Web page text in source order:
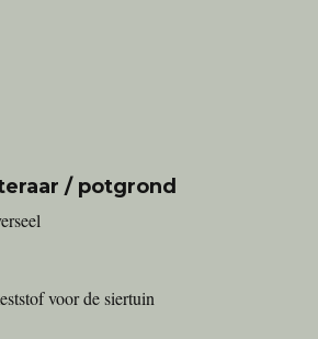
/ potgrond
voor de siertuin